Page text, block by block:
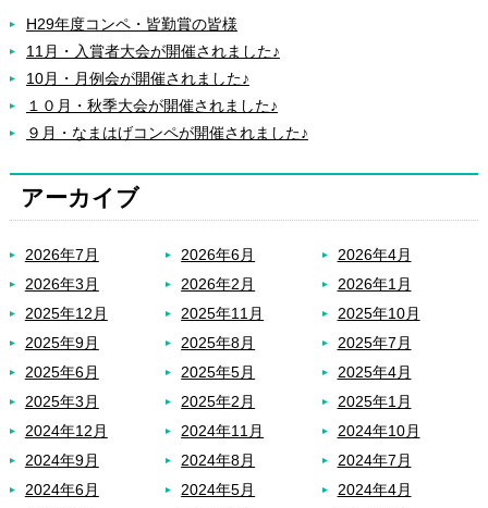
H29年度コンペ・皆勤賞の皆様
11月・入賞者大会が開催されました♪
10月・月例会が開催されました♪
１０月・秋季大会が開催されました♪
９月・なまはげコンペが開催されました♪
アーカイブ
2026年7月 2026年6月
2026年4月
2026年3月
2026年2月
2026年1月
2025年12月
2025年11月
2025年10月
2025年9月
2025年8月
2025年7月
2025年6月
2025年5月
2025年4月
2025年3月
2025年2月
2025年1月
2024年12月
2024年11月
2024年10月
2024年9月
2024年8月
2024年7月
2024年6月
2024年5月
2024年4月